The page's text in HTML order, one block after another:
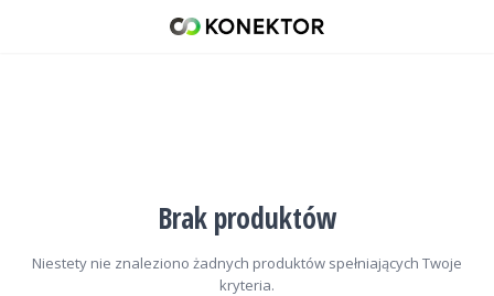
Brak produktów
Niestety nie znaleziono żadnych produktów spełniających Twoje
kryteria.